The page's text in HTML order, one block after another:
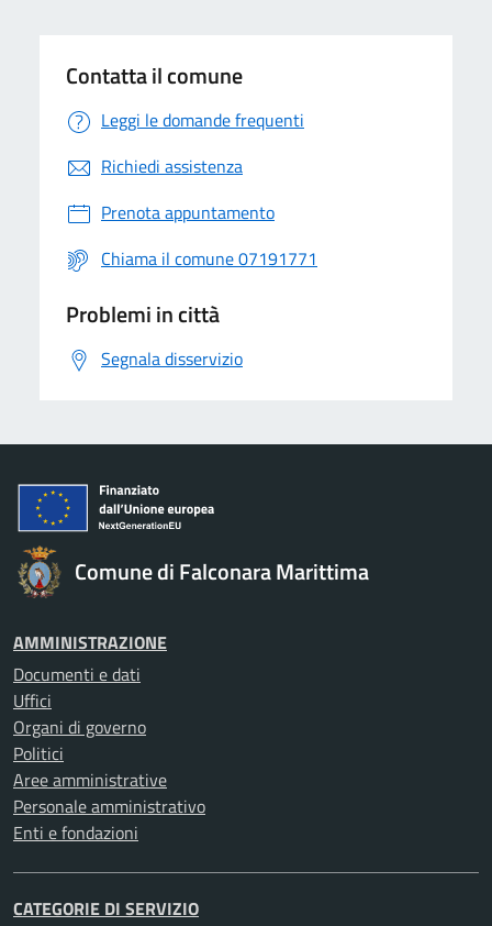
Contatta il comune
Leggi le domande frequenti
Richiedi assistenza
Prenota appuntamento
Chiama il comune 07191771
Problemi in città
Segnala disservizio
Comune di Falconara Marittima
AMMINISTRAZIONE
Documenti e dati
Uffici
Organi di governo
Politici
Aree amministrative
Personale amministrativo
Enti e fondazioni
CATEGORIE DI SERVIZIO